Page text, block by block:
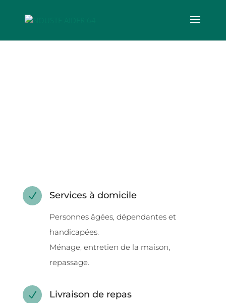
N Services à domicile
Personnes âgées, dépendantes et
handicapées.
Ménage, entretien de la maison,
repassage.
N Livraison de repas